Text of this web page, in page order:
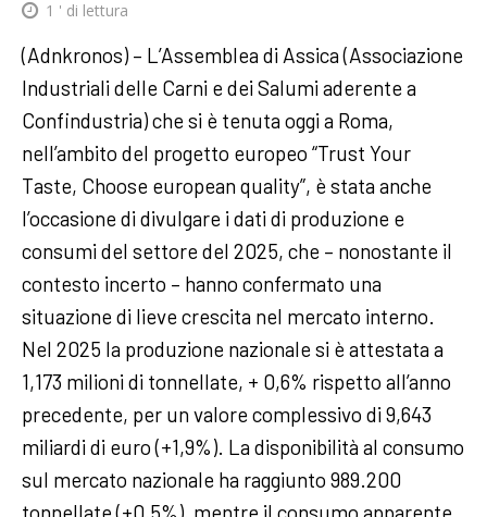
1 ' di lettura
(Adnkronos) – L’Assemblea di Assica (Associazione
Industriali delle Carni e dei Salumi aderente a
Confindustria) che si è tenuta oggi a Roma,
nell’ambito del progetto europeo “Trust Your
Taste, Choose european quality”, è stata anche
l’occasione di divulgare i dati di produzione e
consumi del settore del 2025, che – nonostante il
contesto incerto – hanno confermato una
situazione di lieve crescita nel mercato interno.
Nel 2025 la produzione nazionale si è attestata a
1,173 milioni di tonnellate, + 0,6% rispetto all’anno
precedente, per un valore complessivo di 9,643
miliardi di euro (+1,9%). La disponibilità al consumo
sul mercato nazionale ha raggiunto 989.200
tonnellate (+0,5%), mentre il consumo apparente